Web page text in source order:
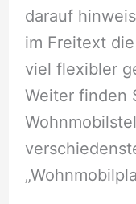
darauf
im Freitext
viel flexibler
Weiter finden